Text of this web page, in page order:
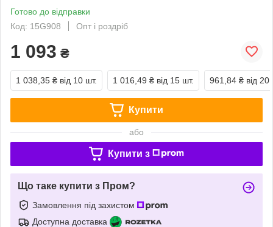
Готово до відправки
Код: 15G908
Опт і роздріб
1 093 ₴
1 038,35 ₴ від 10 шт. 1 016,49 ₴ від 15 шт. 961,84 ₴ від 20
Купити
або
Купити з
Що таке купити з Пром?
Замовлення під захистом
Доступна доставка